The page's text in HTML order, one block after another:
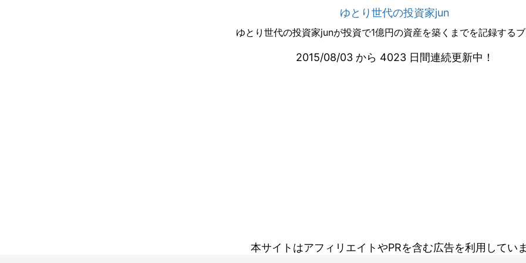
ゆとり世代の投資家jun
ゆとり世代の投資家junが投資で1億円の資産を築くまでを記録するブ
2015/08/03 から 4023 日間連続更新中！
本サイトはアフィリエイトやPRを含む広告を利用してい